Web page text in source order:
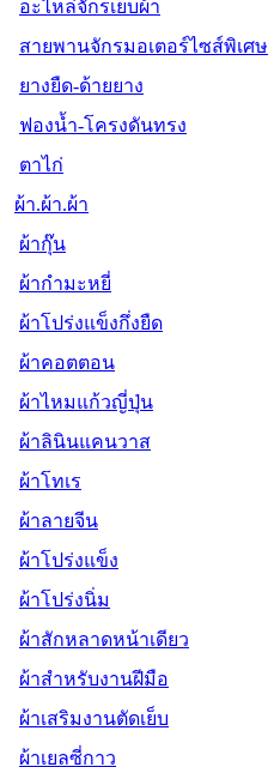
อะไหล่จักรเย็บผ้า
สายพานจักรมอเตอร์ไซส์พิเศษ
ยางยืด-ด้ายยาง
ฟองน้ำ-โครงดันทรง
ตาไก่
ผ้า.ผ้า.ผ้า
ผ้ากุ๊น
ผ้ากำมะหยี่
ผ้าโปร่งแข็งกึ่งยืด
ผ้าคอตตอน
ผ้าไหมแก้วญี่ปุ่น
ผ้าลินินแคนวาส
ผ้าโทเร
ผ้าลายจีน
ผ้าโปร่งแข็ง
ผ้าโปร่งนิ่ม
ผ้าสักหลาดหน้าเดียว
ผ้าสำหรับงานฝีมือ
ผ้าเสริมงานตัดเย็บ
ผ้าเยลซี่กาว